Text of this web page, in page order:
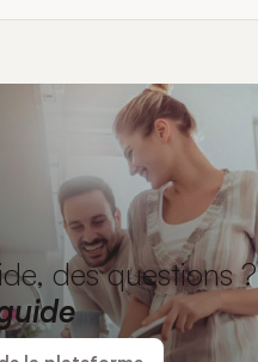
des questions ?